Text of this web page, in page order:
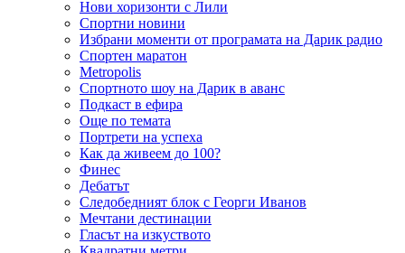
Нови хоризонти с Лили
Спортни новини
Избрани моменти от програмата на Дарик радио
Спортен маратон
Metropolis
Спортното шоу на Дарик в аванс
Подкаст в ефира
Още по темата
Портрети на успеха
Как да живеем до 100?
Финес
Дебатът
Следобедният блок с Георги Иванов
Мечтани дестинации
Гласът на изкуството